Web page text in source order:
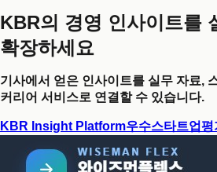
KBR의 경영 인사이트를
확장하세요
기사에서 얻은 인사이트를 실무 자료,
커리어 서비스로 연결할 수 있습니다.
KBR Insight Platform우수스타트업평